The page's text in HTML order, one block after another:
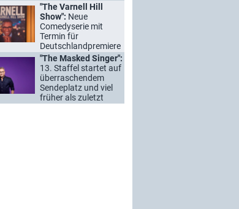
"The Varnell Hill
Show": Neue
Comedyserie mit
Termin für
Deutschlandpremiere
"The Masked Singer":
13. Staffel startet auf
überraschendem
Sendeplatz und viel
früher als zuletzt